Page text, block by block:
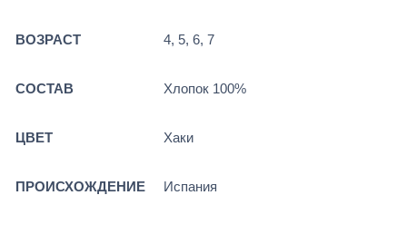
ВОЗРАСТ 4, 5, 6, 7
СОСТАВ Хлопок 100%
ЦВЕТ Хаки
ПРОИСХОЖДЕНИЕ Испания